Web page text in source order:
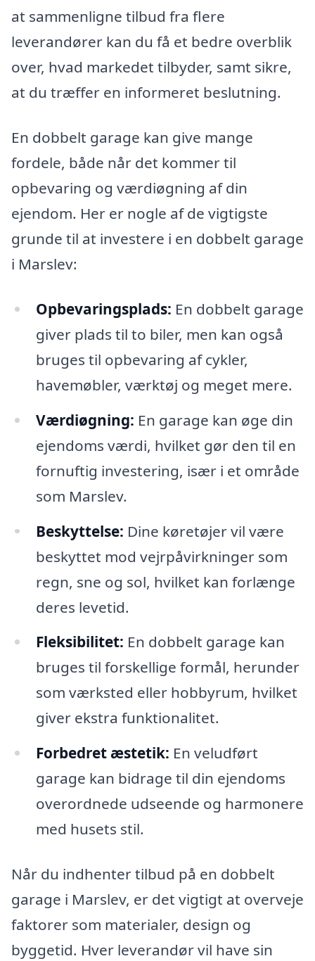
at sammenligne tilbud fra flere
leverandører kan du få et bedre overblik
over, hvad markedet tilbyder, samt sikre,
at du træffer en informeret beslutning.
En dobbelt garage kan give mange
fordele, både når det kommer til
opbevaring og værdiøgning af din
ejendom. Her er nogle af de vigtigste
grunde til at investere i en dobbelt garage
i Marslev:
Opbevaringsplads: En dobbelt garage
giver plads til to biler, men kan også
bruges til opbevaring af cykler,
havemøbler, værktøj og meget mere.
Værdiøgning: En garage kan øge din
ejendoms værdi, hvilket gør den til en
fornuftig investering, især i et område
som Marslev.
Beskyttelse: Dine køretøjer vil være
beskyttet mod vejrpåvirkninger som
regn, sne og sol, hvilket kan forlænge
deres levetid.
Fleksibilitet: En dobbelt garage kan
bruges til forskellige formål, herunder
som værksted eller hobbyrum, hvilket
giver ekstra funktionalitet.
Forbedret æstetik: En veludført
garage kan bidrage til din ejendoms
overordnede udseende og harmonere
med husets stil.
Når du indhenter tilbud på en dobbelt
garage i Marslev, er det vigtigt at overveje
faktorer som materialer, design og
byggetid. Hver leverandør vil have sin